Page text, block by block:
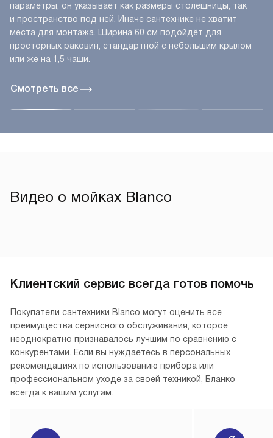
Смотреть все
параметры, он указывает как размеры столешницы, так
и пространство под ней. Иначе сантехнике не хватит
места для монтажа. Ширина 60 см подойдёт для
просторных раковин, стандартной с небольшим крылом
или же на 1,5 чаши.
Видео о мойках Blanco
Клиентский сервис всегда готов помочь
Покупатели сантехники Blanco могут оценить все
преимущества сервисного обслуживания, которое
неоднократно признавалось лучшим по сравнению с
конкурентами. Если вы нуждаетесь в персональных
рекомендациях по использованию прибора или
профессиональном уходе за своей техникой, Бланко
всегда к вашим услугам.